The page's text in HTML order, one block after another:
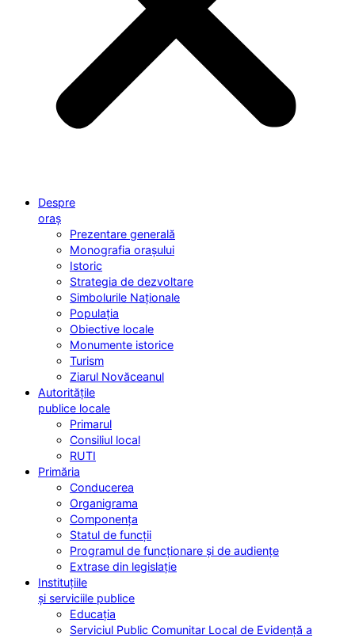
Despre
oraș
Prezentare generală
Monografia orașului
Istoric
Strategia de dezvoltare
Simbolurile Naționale
Populația
Obiective locale
Monumente istorice
Turism
Ziarul Novăceanul
Autoritățile
publice locale
Primarul
Consiliul local
RUTI
Primăria
Conducerea
Organigrama
Componența
Statul de funcții
Programul de funcționare și de audiențe
Extrase din legislație
Instituțiile
și serviciile publice
Educația
Serviciul Public Comunitar Local de Evidență a